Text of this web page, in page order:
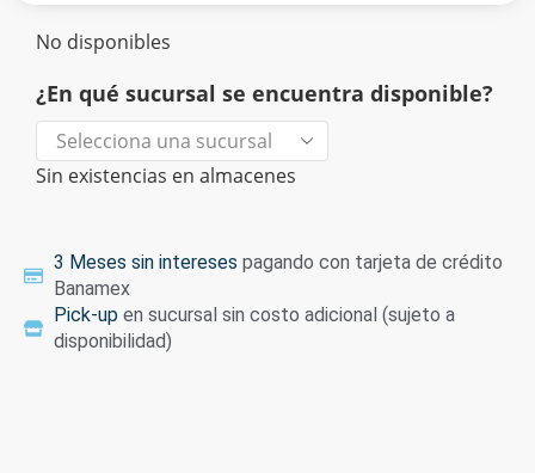
No disponibles
¿En qué sucursal se encuentra disponible?
Sin existencias en almacenes
3 Meses sin intereses pagando con tarjeta de crédito
Banamex
Pick-up en sucursal sin costo adicional (sujeto a
disponibilidad)